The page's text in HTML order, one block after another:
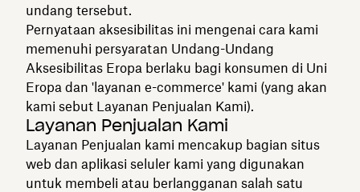
undang tersebut.
Pernyataan aksesibilitas ini mengenai cara kami
memenuhi persyaratan Undang-Undang
Aksesibilitas Eropa berlaku bagi konsumen di Uni
Eropa dan 'layanan e-commerce' kami (yang akan
kami sebut Layanan Penjualan Kami).
Layanan Penjualan Kami
Layanan Penjualan kami mencakup bagian situs
web dan aplikasi seluler kami yang digunakan
untuk membeli atau berlangganan salah satu